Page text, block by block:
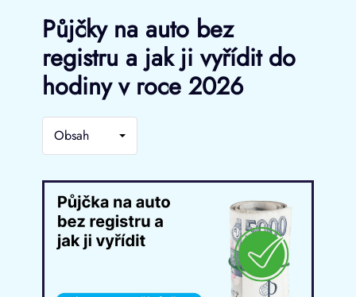
Půjčky na auto bez
registru a jak ji vyřídit do
hodiny v roce 2026
Obsah